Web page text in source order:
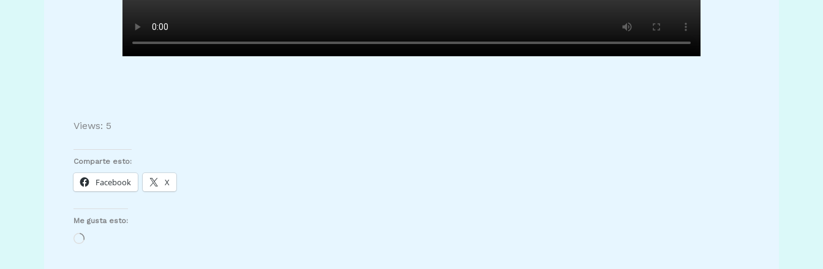
Views: 5
Comparte esto:
Facebook X
Me gusta esto:
Cargando...